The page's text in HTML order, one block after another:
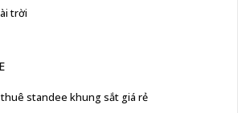
trời
standee khung sắt giá rẻ